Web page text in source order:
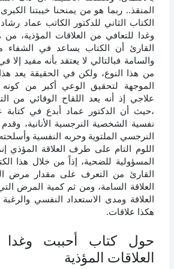
المنقذ.. ربما هو من يمنحنا خيبتنا
الكتاب الثاني للدكتور الكاتب عماد
وغدا للتعافي من العلاقات المؤذية،
القارئ أن الكتاب يساعد في الشفاء
والسامة فبالتالي لا يعتقد بأنه مفيد إلا
من هذا النوع، ولكن في الحقيقة يعد
الموجهة لتحقيق الوعي أكبر من
علاجي إذ أنه يعد اللقاح الوقائي من
،حيث أن الدكتور عماد أبدع في
نفسية الشخصية النرجسية الأنانية،
النرجسي الملتوية وحربه النفسية وأسلحته
اللوم التام على طرف العلاقة المؤذي
المسؤولية للضحية، إذاً من خلال هذا
القارئ من التعرف على مقدار مرض
العلاقة السامة، ومن ثم كمية المرض
العلاقة ومدى الاستعداد النفسي
هكذا علاقات.
حول كتاب أحببت وغدا
العلاقات المؤذية